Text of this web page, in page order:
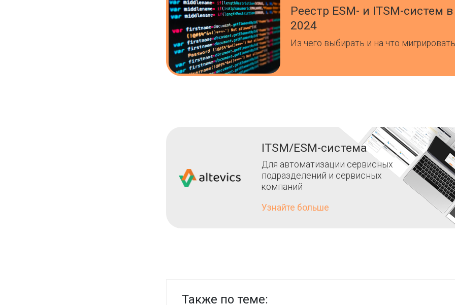
Реестр ESM- и ITSM-систем
2024
Из чего выбирать и на что мигрировать
ITSM/ESM-система
Для автоматизации сервисных
подразделений и сервисных
компаний
Узнайте больше
Также по теме: